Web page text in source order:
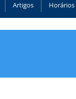
Artigos Horários